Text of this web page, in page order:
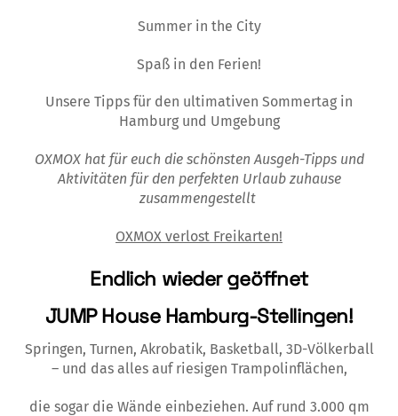
Summer in the City
Spaß in den Ferien!
Unsere Tipps für den ultimativen Sommertag in
Hamburg und Umgebung
OXMOX hat für euch die schönstenAusgeh-Tippsund
Aktivitäten für den perfekten Urlaub zuhause
zusammengestellt
OXMOX verlost Freikarten!
Endlich wieder geöffnet
JUMP House Hamburg-Stellingen!
Springen, Turnen, Akrobatik, Basketball, 3D-Völkerball
– und das alles auf riesigen Trampolinflächen,
die sogar die Wände einbeziehen. Auf rund 3.000 qm